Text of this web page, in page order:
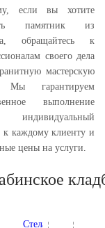
если вы хотите
памятник из
обращайтесь к
своего дела
мастерскую
Мы гарантируем
выполнение
индивидуальный
к каждому клиенту и
цены на услуги.